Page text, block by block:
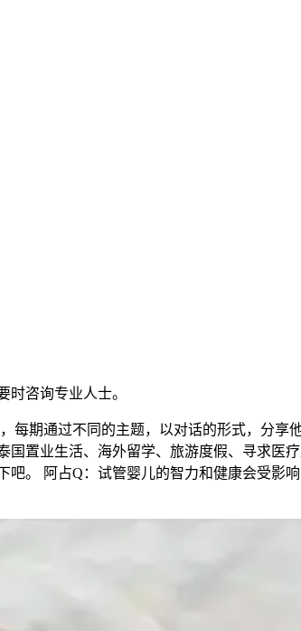
咨询专业人士。
期通过不同的主题，以对话的形式，分享
置业生活、海外留学、旅游度假、寻求医
。 阿占Q：试管婴儿的智力和健康会受影